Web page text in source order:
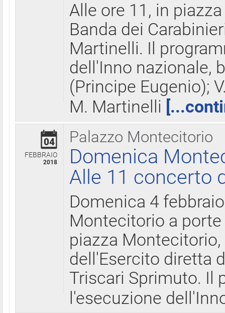
Alle ore 11, in
Banda dei
Martinelli. Il
dell'Inno nazionale,
(Principe Eugenio);
M. Martinelli
Palazzo Montecitorio
04
FEBBRAIO
2018
Domenica
Alle 11 concerto
Domenica 4
Montecitorio a
piazza
dell'Esercito diretta
Triscari Sprimuto. Il
l'esecuzione